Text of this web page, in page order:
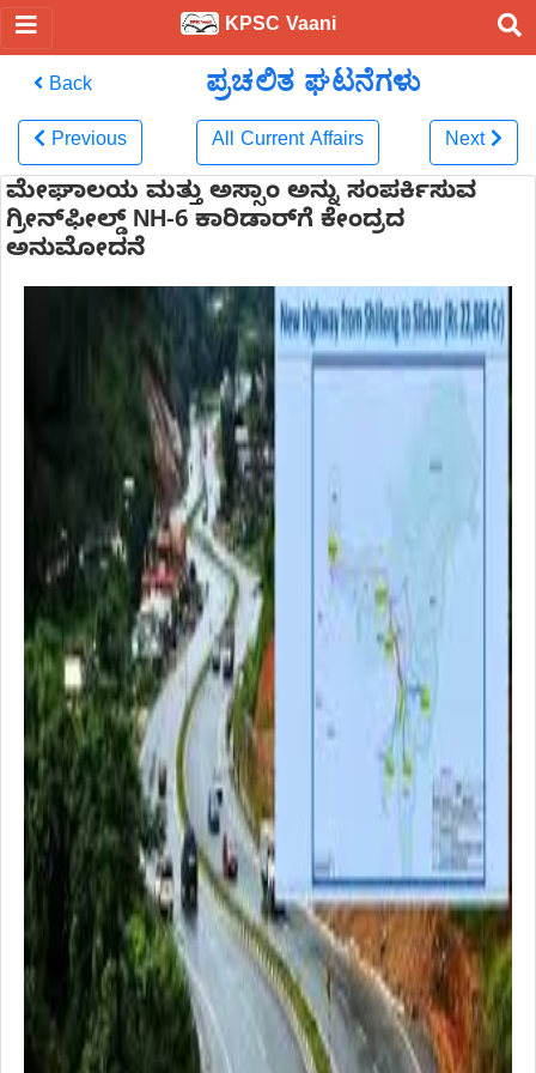
KPSC Vaani
Back ಪ್ರಚಲಿತ ಘಟನೆಗಳು
Previous All Current Affairs Next
ಮೇಘಾಲಯ ಮತ್ತು ಅಸ್ಸಾಂ ಅನ್ನು ಸಂಪರ್ಕಿಸುವ
ಗ್ರೀನ್‌ಫೀಲ್ಡ್ NH-6 ಕಾರಿಡಾರ್‌ಗೆ ಕೇಂದ್ರದ
ಅನುಮೋದನೆ